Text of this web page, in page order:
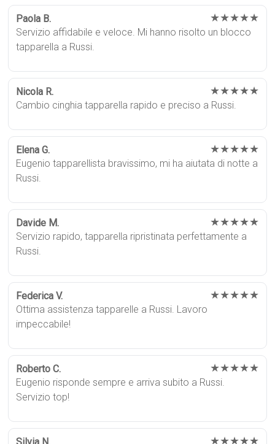
Paola B. ★★★★★
Servizio affidabile e veloce. Mi hanno risolto un blocco
tapparella a Russi.
Nicola R. ★★★★★
Cambio cinghia tapparella rapido e preciso a Russi.
Elena G. ★★★★★
Eugenio tapparellista bravissimo, mi ha aiutata di notte a
Russi.
Davide M. ★★★★★
Servizio rapido, tapparella ripristinata perfettamente a
Russi.
Federica V. ★★★★★
Ottima assistenza tapparelle a Russi. Lavoro
impeccabile!
Roberto C. ★★★★★
Eugenio risponde sempre e arriva subito a Russi.
Servizio top!
Silvia N. ★★★★★